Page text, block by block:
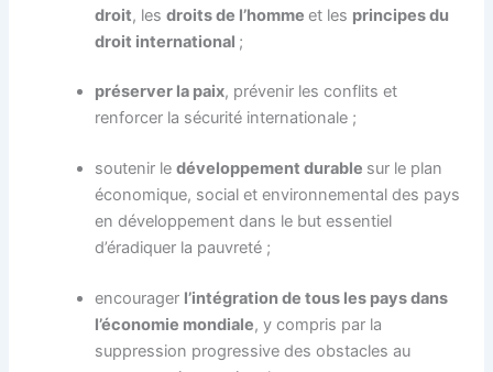
droit, lesdroits de l’hommeet les principes du
droit international ;
préserver la paix, prévenir les conflits et
renforcer la sécurité internationale ;
soutenir ledéveloppement durable sur le plan
économique, social et environnemental des pays
en développement dans le but essentiel
d’éradiquer la pauvreté ;
encourager l’intégration de tous les pays dans
l’économie mondiale, y compris par la
suppression progressive des obstacles au